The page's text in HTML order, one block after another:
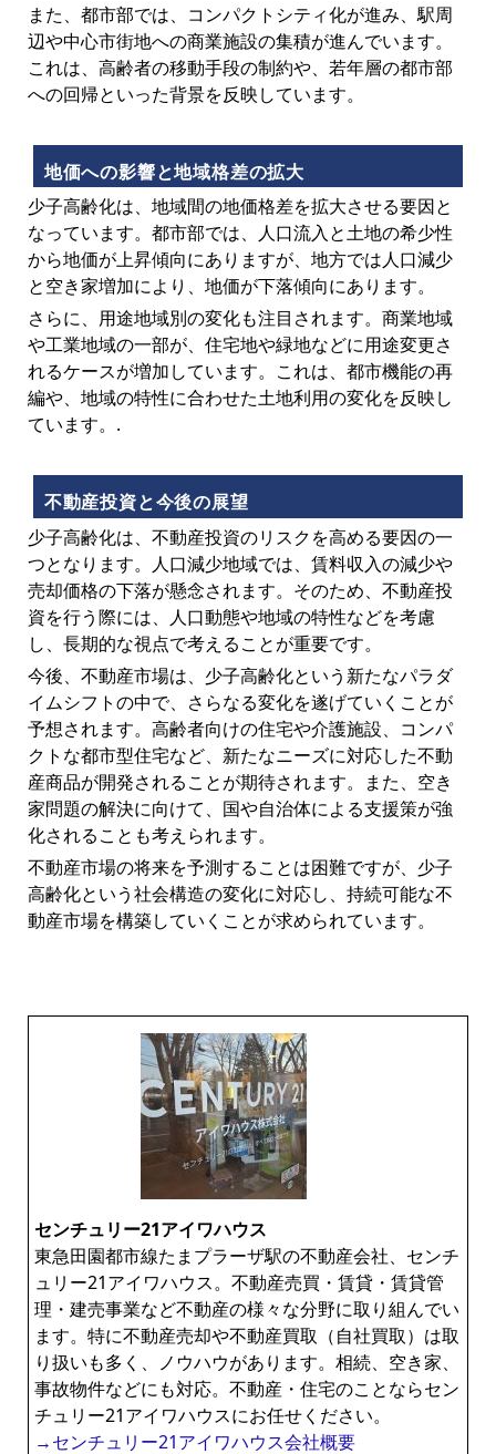
また、都市部では、コンパクトシティ化が進み、駅周
辺や中心市街地への商業施設の集積が進んでいます。
これは、高齢者の移動手段の制約や、若年層の都市部
への回帰といった背景を反映しています。
地価への影響と地域格差の拡大
少子高齢化は、地域間の地価格差を拡大させる要因と
なっています。都市部では、人口流入と土地の希少性
から地価が上昇傾向にありますが、地方では人口減少
と空き家増加により、地価が下落傾向にあります。
さらに、用途地域別の変化も注目されます。商業地域
や工業地域の一部が、住宅地や緑地などに用途変更さ
れるケースが増加しています。これは、都市機能の再
編や、地域の特性に合わせた土地利用の変化を反映し
ています。.
不動産投資と今後の展望
少子高齢化は、不動産投資のリスクを高める要因の一
つとなります。人口減少地域では、賃料収入の減少や
売却価格の下落が懸念されます。そのため、不動産投
資を行う際には、人口動態や地域の特性などを考慮
し、長期的な視点で考えることが重要です。
今後、不動産市場は、少子高齢化という新たなパラダ
イムシフトの中で、さらなる変化を遂げていくことが
予想されます。高齢者向けの住宅や介護施設、コンパ
クトな都市型住宅など、新たなニーズに対応した不動
産商品が開発されることが期待されます。また、空き
家問題の解決に向けて、国や自治体による支援策が強
化されることも考えられます。
不動産市場の将来を予測することは困難ですが、少子
高齢化という社会構造の変化に対応し、持続可能な不
動産市場を構築していくことが求められています。
センチュリー21アイワハウス
東急田園都市線たまプラーザ駅の不動産会社、センチ
ュリー21アイワハウス。不動産売買・賃貸・賃貸管
理・建売事業など不動産の様々な分野に取り組んでい
ます。特に不動産売却や不動産買取（自社買取）は取
り扱いも多く、ノウハウがあります。相続、空き家、
事故物件などにも対応。不動産・住宅のことならセン
チュリー21アイワハウスにお任せください。
→センチュリー21アイワハウス会社概要